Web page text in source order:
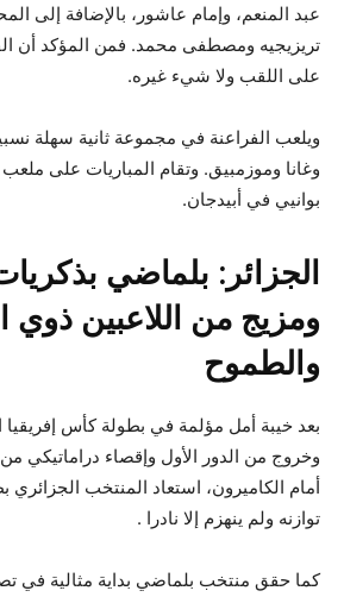
عبد المنعم، وإمام عاشور، بالإضافة إلى
تريزيجيه ومصطفى محمد. فمن المؤكد أن
على اللقب ولا شيء غيره.
ويلعب الفراعنة في مجموعة ثانية سهلة
وغانا وموزمبيق. وتقام المباريات على
بوانيي في أبيدجان.
ومزيج من اللاعبين ذوي
والطموح
بعد خيبة أمل مؤلمة في بطولة كأس إفريقيا
وخروج من الدور الأول وإقصاء دراماتيكي
توازنه ولم ينهزم إلا نادرا .
كما حقق منتخب بلماضي بداية مثالية في